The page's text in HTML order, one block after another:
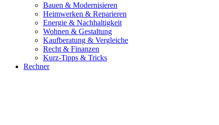
Bauen & Modernisieren
Heimwerken & Reparieren
Energie & Nachhaltigkeit
Wohnen & Gestaltung
Kaufberatung & Vergleiche
Recht & Finanzen
Kurz-Tipps & Tricks
Rechner